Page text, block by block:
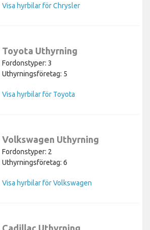
Visa hyrbilar för Chrysler
Toyota Uthyrning
Fordonstyper: 3
Uthyrningsföretag: 5
Visa hyrbilar för Toyota
Volkswagen Uthyrning
Fordonstyper: 2
Uthyrningsföretag: 6
Visa hyrbilar för Volkswagen